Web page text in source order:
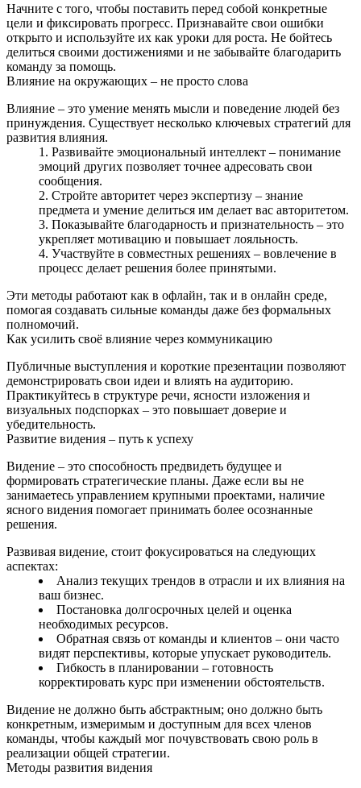
Начните с того, чтобы поставить перед собой конкретные
цели и фиксировать прогресс. Признавайте свои ошибки
открыто и используйте их как уроки для роста. Не бойтесь
делиться своими достижениями и не забывайте благодарить
команду за помощь.
Влияние на окружающих – не просто слова
Влияние – это умение менять мысли и поведение людей без
принуждения. Существует несколько ключевых стратегий для
развития влияния.
Развивайте эмоциональный интеллект – понимание
эмоций других позволяет точнее адресовать свои
сообщения.
Стройте авторитет через экспертизу – знание
предмета и умение делиться им делает вас авторитетом.
Показывайте благодарность и признательность – это
укрепляет мотивацию и повышает лояльность.
Участвуйте в совместных решениях – вовлечение в
процесс делает решения более принятыми.
Эти методы работают как в офлайн, так и в онлайн среде,
помогая создавать сильные команды даже без формальных
полномочий.
Как усилить своё влияние через коммуникацию
Публичные выступления и короткие презентации позволяют
демонстрировать свои идеи и влиять на аудиторию.
Практикуйтесь в структуре речи, ясности изложения и
визуальных подспорках – это повышает доверие и
убедительность.
Развитие видения – путь к успеху
Видение – это способность предвидеть будущее и
формировать стратегические планы. Даже если вы не
занимаетесь управлением крупными проектами, наличие
ясного видения помогает принимать более осознанные
решения.
Развивая видение, стоит фокусироваться на следующих
аспектах:
Анализ текущих трендов в отрасли и их влияния на
ваш бизнес.
Постановка долгосрочных целей и оценка
необходимых ресурсов.
Обратная связь от команды и клиентов – они часто
видят перспективы, которые упускает руководитель.
Гибкость в планировании – готовность
корректировать курс при изменении обстоятельств.
Видение не должно быть абстрактным; оно должно быть
конкретным, измеримым и доступным для всех членов
команды, чтобы каждый мог почувствовать свою роль в
реализации общей стратегии.
Методы развития видения